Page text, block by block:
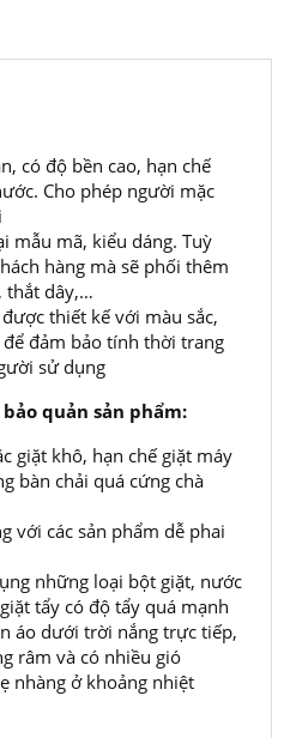
có độ bền cao, hạn chế
Cho phép người mặc
mẫu mã, kiểu dáng. Tuỳ
hàng mà sẽ phối thêm
thắt dây,…
thiết kế với màu sắc,
đảm bảo tính thời trang
sử dụng
quản sản phẩm:
giặt khô, hạn chế giặt máy
bàn chải quá cứng chà
với các sản phẩm dễ phai
những loại bột giặt, nước
tẩy có độ tẩy quá mạnh
áo dưới trời nắng trực tiếp,
râm và có nhiều gió
nhàng ở khoảng nhiệt